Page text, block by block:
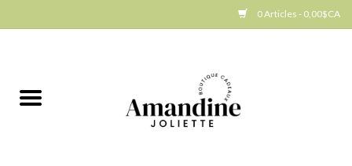
0 Articles - 0,00$CA